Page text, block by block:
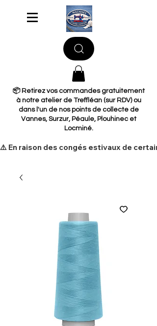
📦 Retirez vos commandes gratuitement
à notre atelier de Treffléan (sur RDV) ou
dans l'un de nos points de collecte de
Vannes, Surzur, Péaule, Plouhinec et
Locminé.
​⚠️ En raison des congés estivaux de